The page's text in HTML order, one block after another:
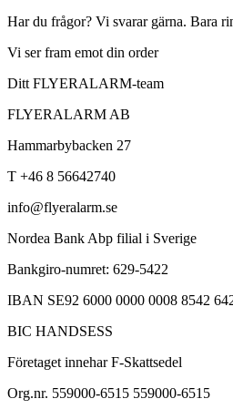
Har du frågor? Vi svarar gärna. Bara
Vi ser fram emot din order
Ditt FLYERALARM-team
FLYERALARM AB
Hammarbybacken 27
T +46 8 56642740
info@flyeralarm.se
Nordea Bank Abp filial i Sverige
Bankgiro-numret: 629-5422
IBAN SE92 6000 0000 0008 8542
BIC HANDSESS
Företaget innehar F-Skattsedel
Org.nr. 559000-6515 559000-6515